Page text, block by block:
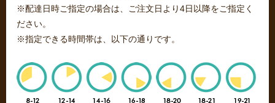
※配達日時ご指定の場合は、ご注文日より4日以降をご指定く
ださい。
※指定できる時間帯は、以下の通りです。